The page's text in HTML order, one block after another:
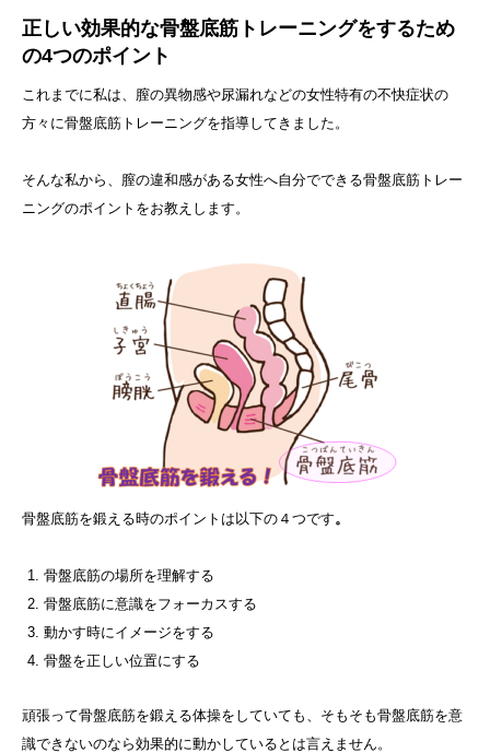
正しい効果的な骨盤底筋トレーニングをするため
の4つのポイント
これまでに私は、膣の異物感や尿漏れなどの女性特有の不快症状の
方々に骨盤底筋トレーニングを指導してきました。
そんな私から、膣の違和感がある女性へ自分でできる骨盤底筋トレー
ニングのポイントをお教えします。
骨盤底筋を鍛える時のポイントは以下の４つです。
骨盤底筋の場所を理解する
骨盤底筋に意識をフォーカスする
動かす時にイメージをする
骨盤を正しい位置にする
頑張って骨盤底筋を鍛える体操をしていても、そもそも骨盤底筋を意
識できないのなら効果的に動かしているとは言えません。